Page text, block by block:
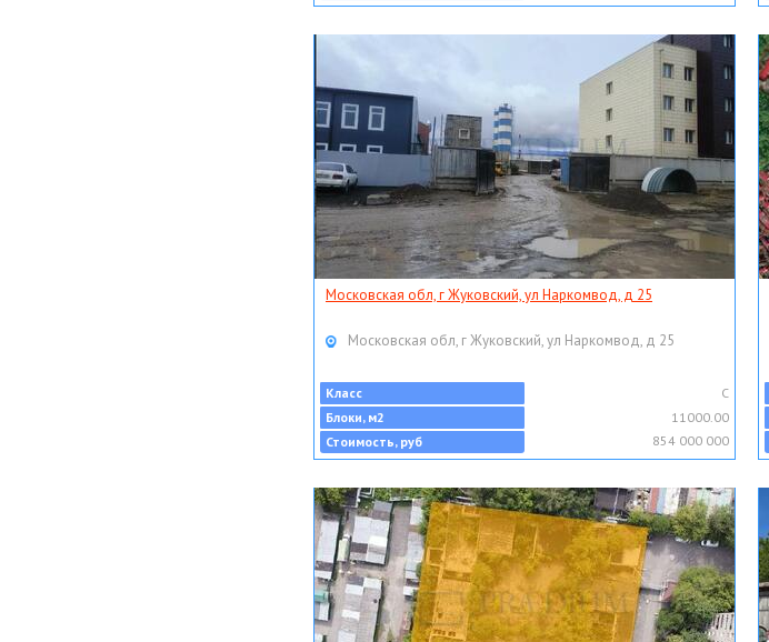
Московская обл, г Жуковский, ул Наркомвод, д 25
Московская обл, г Жуковский, ул Наркомвод, д 25
Класс
C
Блоки, м2
11000.00
Стоимость, руб
854 000 000